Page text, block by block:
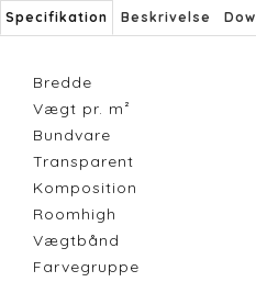
Specifikation Beskrivelse
Bredde
Vægt pr. m²
Bundvare
Transparent
Komposition
Roomhigh
Vægtbånd
Farvegruppe